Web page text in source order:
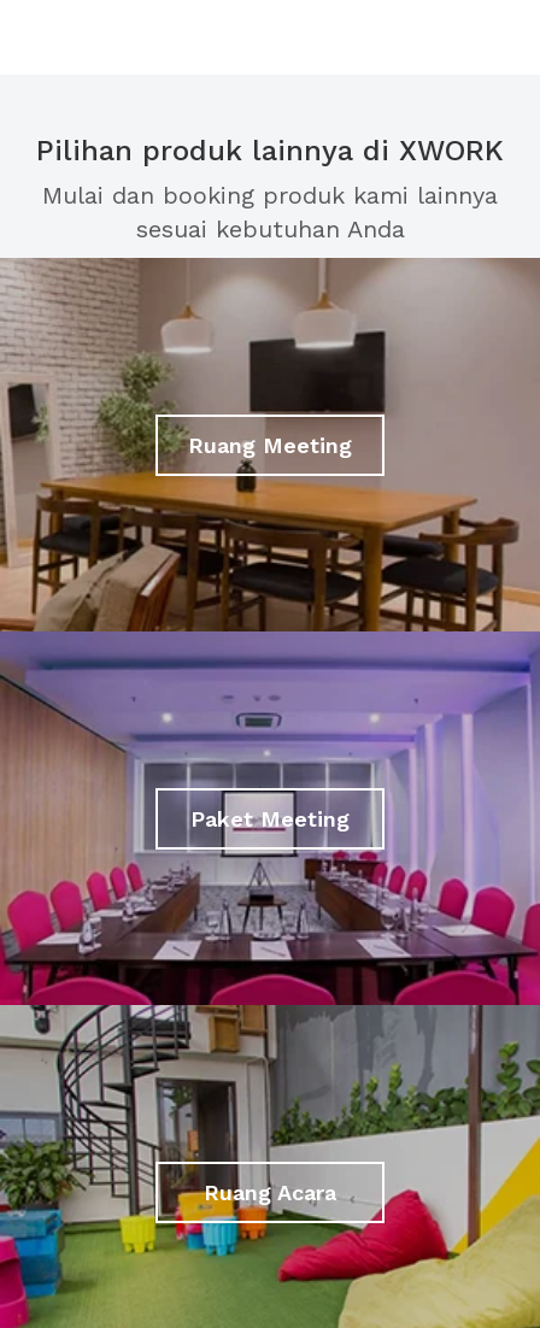
Pilihan produk lainnya di XWORK
Mulai dan booking produk kami lainnya
sesuai kebutuhan Anda
Ruang Meeting
Paket Meeting
Ruang Acara